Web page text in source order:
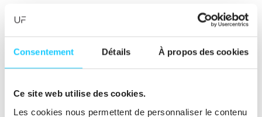
Consentement Détails À propos des cookies
Ce site web utilise des cookies.
Les cookies nous permettent de personnaliser le contenu
Peu importe ton point de départ
, Ultime Fit est là
pour te donner l'élan, la structure et l'inspiration
pour aller plus loin et découvrir ton plein potentiel.
Parce que bouger devrait toujours être synonyme
de plaisir… et qu'ensemble, on est plus forts !